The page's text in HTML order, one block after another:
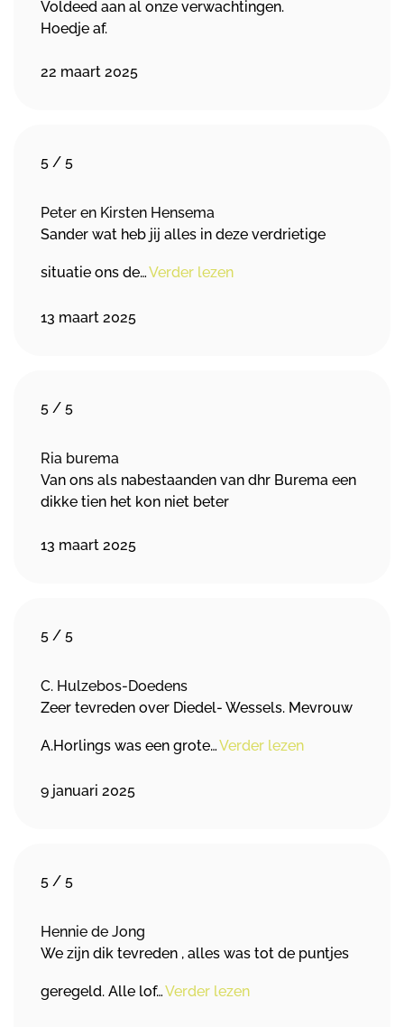
Voldeed aan al onze verwachtingen.
Hoedje af.
22 maart 2025
5 / 5
Peter en Kirsten Hensema
Sander wat heb jij alles in deze verdrietige
situatie ons de…Verder lezen
13 maart 2025
5 / 5
Ria burema
Van ons als nabestaanden van dhr Burema een
dikke tien het kon niet beter
13 maart 2025
5 / 5
C. Hulzebos-Doedens
Zeer tevreden over Diedel- Wessels. Mevrouw
A.Horlings was een grote…Verder lezen
9 januari 2025
5 / 5
Hennie de Jong
We zijn dik tevreden , alles was tot de puntjes
geregeld. Alle lof…Verder lezen